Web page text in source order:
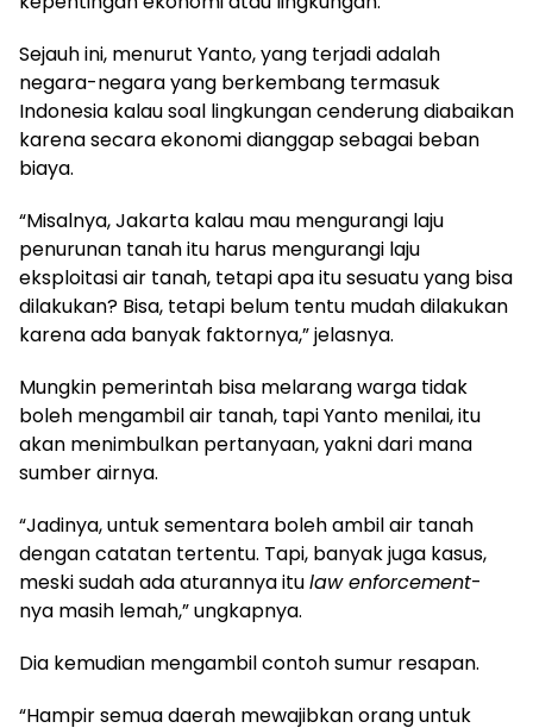
Sejauh ini, menurut Yanto, yang terjadi adalah
negara-negara yang berkembang termasuk
Indonesia kalau soal lingkungan cenderung diabaikan
karena secara ekonomi dianggap sebagai beban
biaya.
“Misalnya, Jakarta kalau mau mengurangi laju
penurunan tanah itu harus mengurangi laju
eksploitasi air tanah, tetapi apa itu sesuatu yang bisa
dilakukan? Bisa, tetapi belum tentu mudah dilakukan
karena ada banyak faktornya,” jelasnya.
Mungkin pemerintah bisa melarang warga tidak
boleh mengambil air tanah, tapi Yanto menilai, itu
akan menimbulkan pertanyaan, yakni dari mana
sumber airnya.
“Jadinya, untuk sementara boleh ambil air tanah
dengan catatan tertentu. Tapi, banyak juga kasus,
meski sudah ada aturannya itulaw enforcement-
nya masih lemah,” ungkapnya.
Dia kemudian mengambil contoh sumur resapan.
“Hampir semua daerah mewajibkan orang untuk